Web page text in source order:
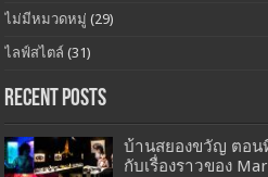
ไม่มีหมวดหมู่ (29)
ไลฟ์สไตล์ (31)
Recent Posts
บ้านสยองขวัญ ตอนที่
กับเรื่องราวของ